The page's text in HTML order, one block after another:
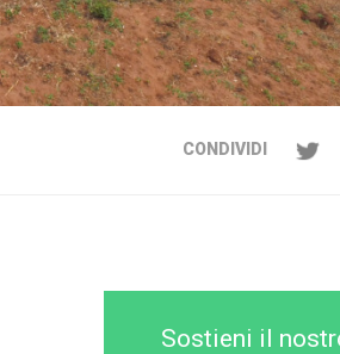
CONDIVIDI
Sostieni il